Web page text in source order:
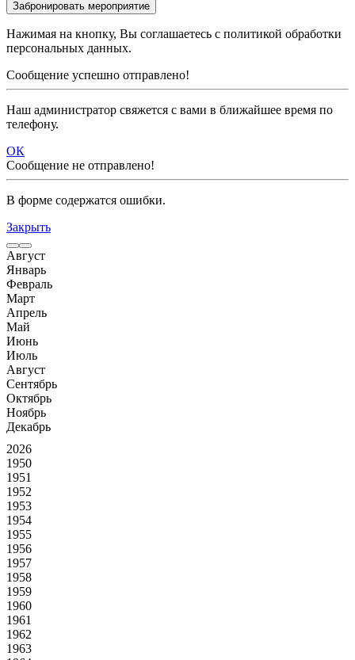
Нажимая на кнопку, Вы соглашаетесь с политикой обработки
персональных данных.
Сообщение успешно отправлено!
Наш администратор свяжется с вами в ближайшее время по
телефону.
ОК
Сообщение не отправлено!
В форме содержатся ошибки.
Закрыть
Август
Январь
Февраль
Март
Апрель
Май
Июнь
Июль
Август
Сентябрь
Октябрь
Ноябрь
Декабрь
2026
1950
1951
1952
1953
1954
1955
1956
1957
1958
1959
1960
1961
1962
1963